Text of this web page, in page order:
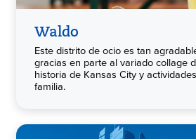
Waldo
Este distrito de ocio es tan
gracias en parte al variado collage
historia de Kansas City y
familia.